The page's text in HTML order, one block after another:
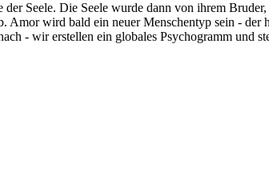
Seele. Die Seele wurde dann von ihrem
wird bald ein neuer Menschentyp sein - der
- wir erstellen ein globales Psychogramm und